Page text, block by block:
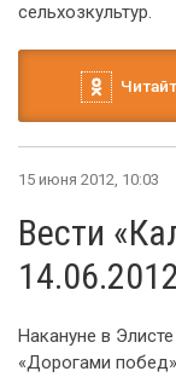
сельхозкультур.
15 июня 2012, 10:03
Вести
14.06.2012
Накануне в
«Дорогами